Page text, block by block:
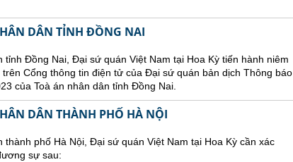
DÂN TỈNH ĐỒNG NAI
tỉnh Đồng Nai, Đại sứ quán Việt Nam tại Hoa Kỳ tiến hành niêm
Cổng thông tin điện tử của Đại sứ quán bản dịch Thông báo
của Toà án nhân dân tỉnh Đồng Nai.
DÂN THÀNH PHỐ HÀ NỘI
thành phố Hà Nội, Đại sứ quán Việt Nam tại Hoa Kỳ cần xác
sự sau: